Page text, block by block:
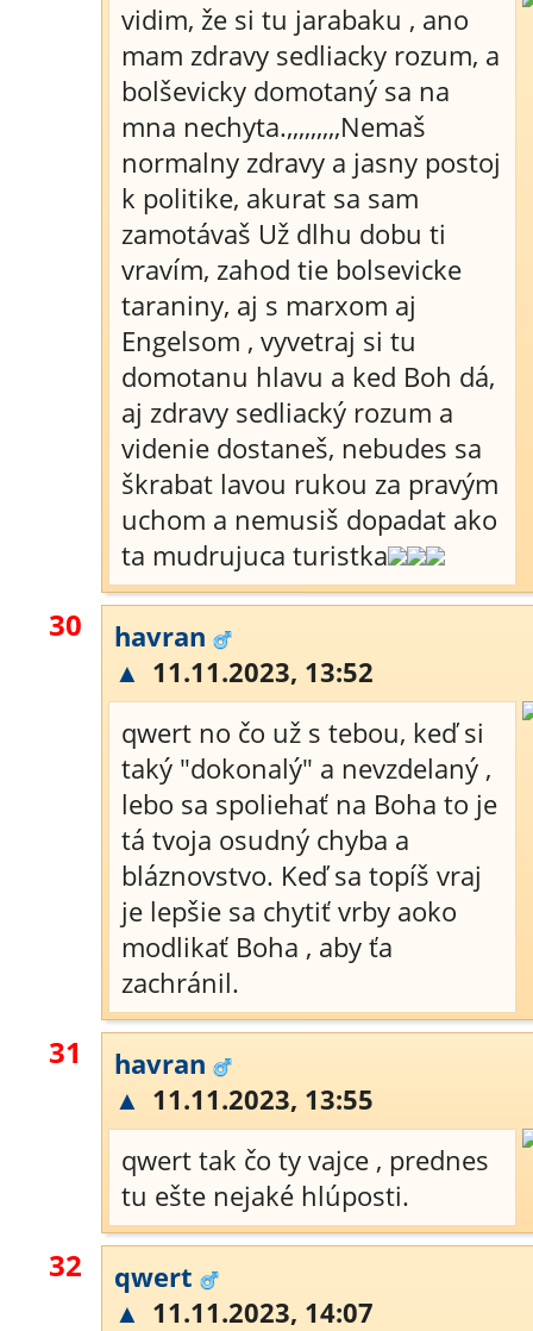
vidim, že si tu jarabaku , ano
mam zdravy sedliacky rozum, a
bolševicky domotaný sa na
mna nechyta.,,,,,,,,,Nemaš
normalny zdravy a jasny postoj
k politike, akurat sa sam
zamotávaš Už dlhu dobu ti
vravím, zahod tie bolsevicke
taraniny, aj s marxom aj
Engelsom , vyvetraj si tu
domotanu hlavu a ked Boh dá,
aj zdravy sedliacký rozum a
videnie dostaneš, nebudes sa
škrabat lavou rukou za pravým
uchom a nemusiš dopadat ako
ta mudrujuca turistka
30
havran
▲ 11.11.2023, 13:52
qwert no čo už s tebou, keď si
taký "dokonalý" a nevzdelaný ,
lebo sa spoliehať na Boha to je
tá tvoja osudný chyba a
bláznovstvo. Keď sa topíš vraj
je lepšie sa chytiť vrby aoko
modlikať Boha , aby ťa
zachránil.
31
havran
▲ 11.11.2023, 13:55
qwert tak čo ty vajce , prednes
tu ešte nejaké hlúposti.
32
qwert
▲ 11.11.2023, 14:07